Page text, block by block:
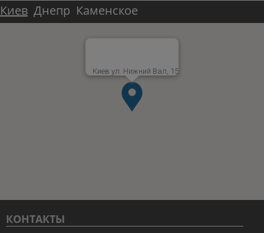
Киев Днепр Каменское
Киев ул. Нижний Вал, 15
КОНТАКТЫ